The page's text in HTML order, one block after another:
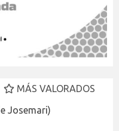
MÁS VALORADOS
Josemari)